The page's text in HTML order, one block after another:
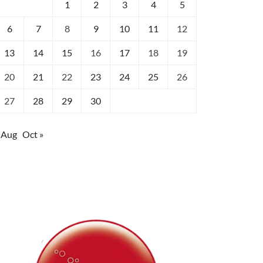
1 2 3 4 5
6 7 8 9 10 11 12
13 14 15 16 17 18 19
20 21 22 23 24 25 26
27 28 29 30
Aug Oct »